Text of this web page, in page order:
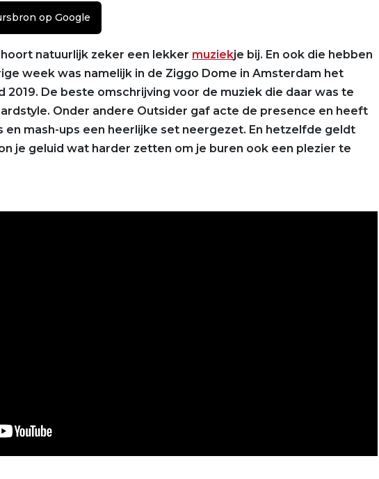
op Google
natuurlijk zeker een lekker muziekje bij. En ook die hebben
week was namelijk in de Ziggo Dome in Amsterdam het
2019. De beste omschrijving voor de muziek die daar was te
Onder andere Outsider gaf acte de presence en heeft
en mash-ups een heerlijke set neergezet. En hetzelfde geldt
je geluid wat harder zetten om je buren ook een plezier te